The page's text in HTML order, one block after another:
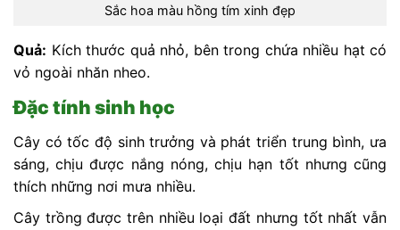
Sắc hoa màu hồng tím xinh đẹp
Quả: Kích thước quả nhỏ, bên trong chứa nhiều hạt có
vỏ ngoài nhăn nheo.
Đặc tính sinh học
Cây có tốc độ sinh trưởng và phát triển trung bình, ưa
sáng, chịu được nắng nóng, chịu hạn tốt nhưng cũng
thích những nơi mưa nhiều.
Cây trồng được trên nhiều loại đất nhưng tốt nhất vẫn